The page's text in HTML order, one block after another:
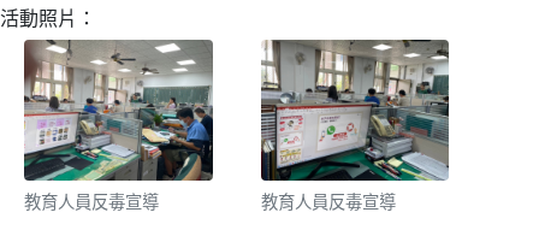
活動照片：
教育人員反毒宣導 教育人員反毒宣導